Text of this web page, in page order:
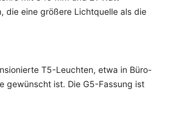
die eine größere Lichtquelle als die
T5-Leuchten, etwa in Büro-
gewünscht ist. Die G5-Fassung ist